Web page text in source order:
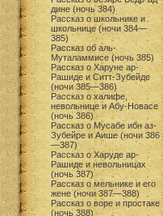
дине (ночь 384)
Рассказ о школьнике и
школьнице (ночи 384—
385)
Рассказ об аль-
Муталаммисе (ночь 385)
Рассказ о Харуне ар-
Рашиде и Ситт-Зубейде
(ночи 385—386)
Рассказ о халифе,
невольнице и Абу-Новасе
(ночь 386)
Рассказ о Мусабе ибн аз-
Зубейре и Аише (ночи 386
—387)
Рассказ о Харуде ар-
Рашиде и невольницах
(ночь 387)
Рассказ о мельнике и его
жене (ночи 387—388)
Рассказ о воре и простаке
(ночь 388)